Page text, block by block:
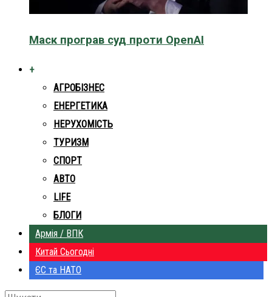
Маск програв суд проти OpenAI
+
АГРОБІЗНЕС
ЕНЕРГЕТИКА
НЕРУХОМІСТЬ
ТУРИЗМ
СПОРТ
АВТО
LIFE
БЛОГИ
Армія / ВПК
Китай Сьогодні
ЄС та НАТО